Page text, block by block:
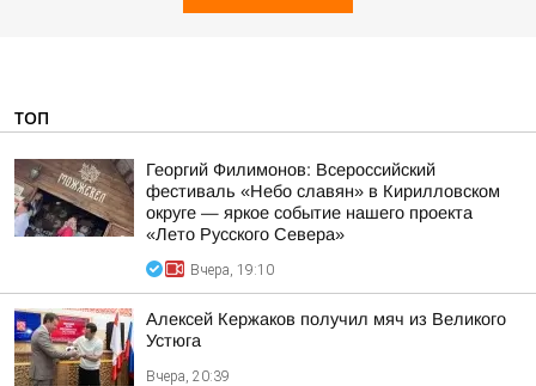
ТОП
Георгий Филимонов: Всероссийский
фестиваль «Небо славян» в Кирилловском
округе — яркое событие нашего проекта
«Лето Русского Севера»
Вчера, 19:10
Алексей Кержаков получил мяч из Великого
Устюга
Вчера, 20:39